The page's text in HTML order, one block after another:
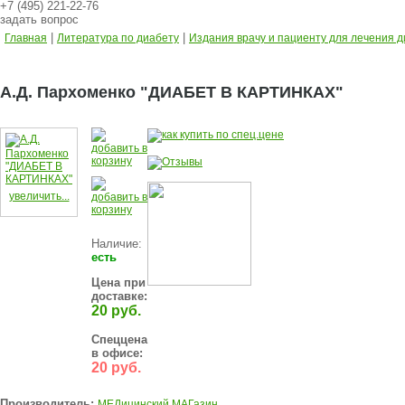
+7 (495) 221-22-76
задать вопрос
Главная Литература по диабету Издания врачу и пациенту для лечения
А.Д. Пархоменко "ДИАБЕТ В КАРТИНКАХ"
увеличить...
Наличие:
есть
Цена при
доставке:
20 руб.
Спеццена
в офисе:
20 руб.